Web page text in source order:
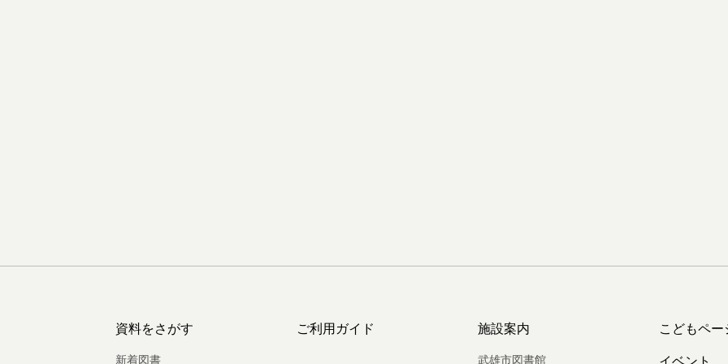
資料をさがす
新着図書
ご利用ガイド 施設案内
武雄市図書館
こどもペー